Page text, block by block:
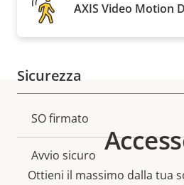
Descrizione
della
della
Supporto audio
Sicurezza
Descrizione
della
proprietà
della
proprietà
SO firmato
Avvio sicuro
AXIS Video Motion
Ottieni il massimo dalla tua